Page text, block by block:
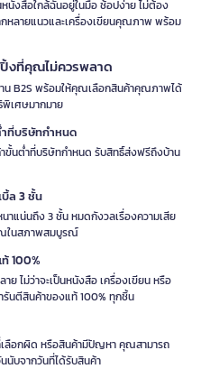
นังสือใกล้ฉันอยู่ในมือ ช้อปง่าย ไม่ต้อง
หลายแนวและเครื่องเขียนคุณภาพ พร้อม
งที่คุณไม่ควรพลาด
น B2S พร้อมให้คุณเลือกสินค้าคุณภาพได้
พิเศษมากมาย
ที่บริษัทกำหนด
นต่ำที่บริษัทกำหนด รับสิทธิ์ส่งฟรีถึงบ้าน
ล 3 ชั้น
าแน่นถึง 3 ชั้น หมดกังวลเรื่องความเสีย
ในสภาพสมบูรณ์
100%
ย ไม่ว่าจะเป็นหนังสือ เครื่องเขียน หรือ
รันตีสินค้าของแท้ 100% ทุกชิ้น
เลือกผิด หรือสินค้ามีปัญหา คุณสามารถ
นับจากวันที่ได้รับสินค้า